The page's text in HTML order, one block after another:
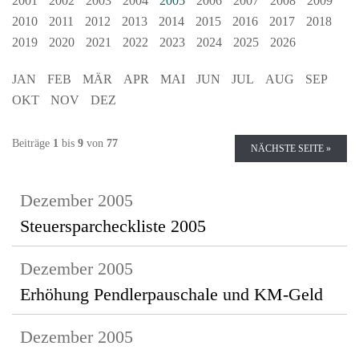
2010
2011 2012 2013 2014 2015 2016 2017
2018
2019
2020 2021 2022 2023 2024 2025 2026
JAN FEB MÄR APR MAI JUN JUL AUG
SEP
OKT
NOV DEZ
Beiträge 1 bis 9 von 77 NÄCHSTE SEITE »
Dezember 2005
Steuersparcheckliste 2005
Dezember 2005
Erhöhung Pendlerpauschale und KM-Geld
Dezember 2005